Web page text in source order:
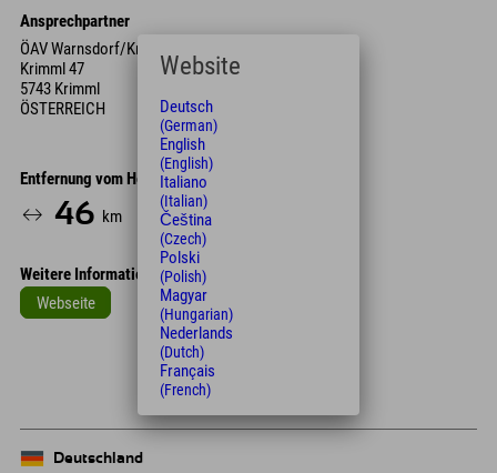
Ansprechpartner
ÖAV Warnsdorf/Krimml
Krimml 47
5743 Krimml
ÖSTERREICH
Entfernung vom Hotel
46 km 59
Weitere Informationen
Webseite
Leaflet
Deutschland
Website
Deutsch
(German)
English
(English)
Italiano
(Italian)
Čeština
(Czech)
Polski
(Polish)
Magyar
(Hungarian)
Nederlands
(Dutch)
Français
(French)